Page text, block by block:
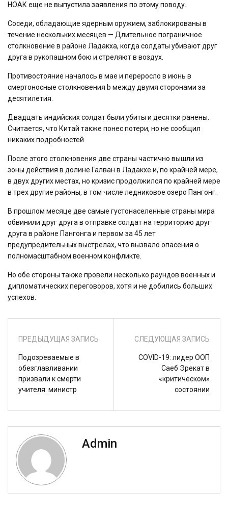
НОАК еще не выпустила заявления по этому поводу.
Соседи, обладающие ядерным оружием, заблокированы в
течение нескольких месяцев — Длительное пограничное
столкновение в районе Ладакха, когда солдаты убивают друг
друга в рукопашном бою и стреляют в воздух.
Противостояние началось в мае и переросло в июнь в
смертоносные столкновения b между двумя сторонами за
десятилетия.
Двадцать индийских солдат были убиты и десятки ранены.
Считается, что Китай также понес потери, но не сообщил
никаких подробностей.
После этого столкновения две страны частично вышли из
зоны действия в долине Галван в Ладакхе и, по крайней мере,
в двух других местах, но кризис продолжился по крайней мере
в трех другие районы, в том числе ледниковое озеро Пангонг.
В прошлом месяце две самые густонаселенные страны мира
обвинили друг друга в отправке солдат на территорию друг
друга в районе Пангонга и первом за 45 лет
предупредительных выстрелах, что вызвало опасения о
полномасштабном военном конфликте.
Но обе стороны также провели несколько раундов военных и
дипломатических переговоров, хотя и не добились больших
успехов.
ПРЕДЫДУЩАЯ ЗАПИСЬ
Подозреваемые в
обезглавливании
призвали к смерти
учителя: министр
СЛЕДУЮЩАЯ ЗАПИСЬ
COVID-19: лидер ООП
Саеб Эрекат в
«критическом»
состоянии
Admin